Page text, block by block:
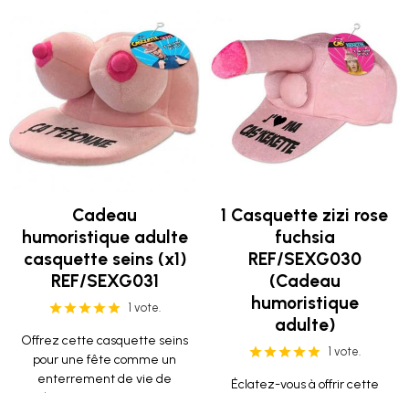
Cadeau
humoristique adulte
casquette seins (x1)
REF/SEXG031
1 vote.
Offrez cette casquette seins
pour une fête comme un
enterrement de vie de
1 Casquette zizi rose
fuchsia
REF/SEXG030
(Cadeau
humoristique
adulte)
1 vote.
Éclatez-vous à offrir cette